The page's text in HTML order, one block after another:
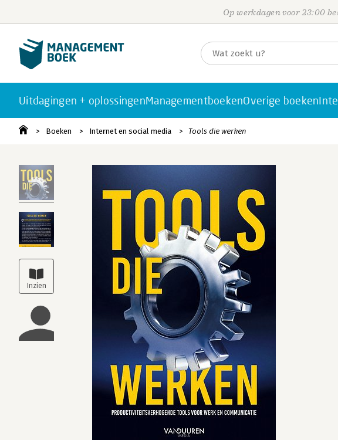
Op werkdagen voor 23:00
Uitdagingen + oplossingenManagementboekenOverige boeken
Boeken Internet en social media Tools die werken